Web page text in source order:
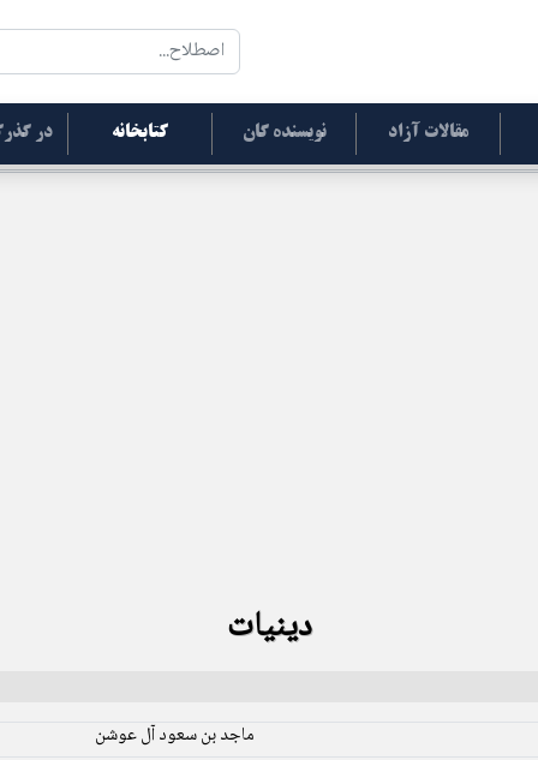
مقالات آزاد نویسنده گان کتابخانه در
دینیات
ماجد بن سعود آل عوشن